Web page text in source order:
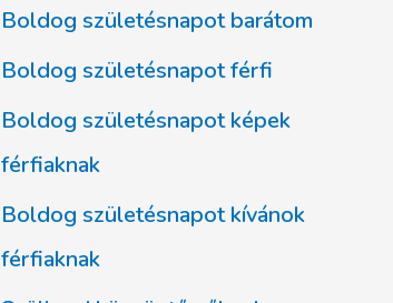
Boldog születésnapot barátom
Boldog születésnapot férfi
Boldog születésnapot képek
férfiaknak
Boldog születésnapot kívánok
férfiaknak